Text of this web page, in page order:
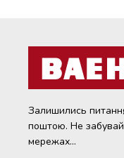
Залишились
поштою. Не
мережах...